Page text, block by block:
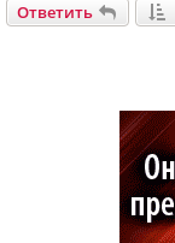
Ответить